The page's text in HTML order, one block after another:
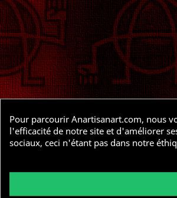
Pour parcourir Anartisanart.com, nous
l'efficacité de notre site et d'améliorer
sociaux, ceci n'étant pas dans notre